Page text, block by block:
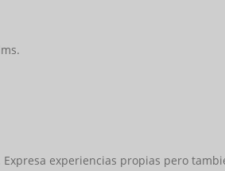
experiencias propias pero